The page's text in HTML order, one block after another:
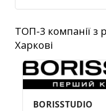
ТОП-3 компанії з
Харкові
BORISSTUDIO